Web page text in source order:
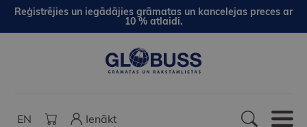
Reģistrējies un iegādājies grāmatas un kancelejas preces ar
10 % atlaidi.
EN Ienākt